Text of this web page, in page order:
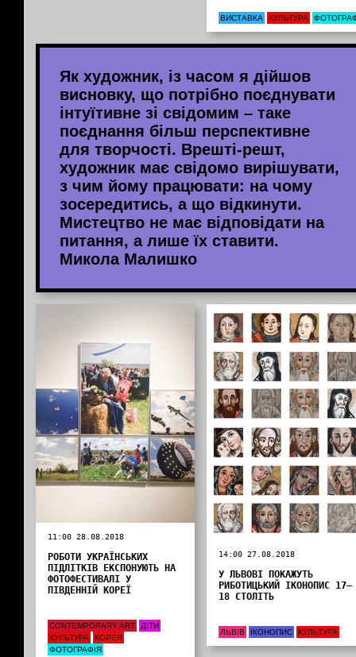
ВИСТАВКА КУЛЬТУРА
Як художник, із часом я дійшов
висновку, що потрібно поєднувати
інтуїтивне зі свідомим – таке
поєднання більш перспективне
для творчості. Врешті-решт,
художник має свідомо вирішувати,
з чим йому працювати: на чому
зосередитись, а що відкинути.
Мистецтво не має відповідати на
питання, а лише їх ставити.
Микола Малишко
11:00 28.08.2018
РОБОТИ УКРАЇНСЬКИХ
ПІДЛІТКІВ ЕКСПОНУЮТЬ НА
ФОТОФЕСТИВАЛІ У
ПІВДЕННІЙ КОРЕЇ
CONTEMPORARY ART
ДІТИ
КУЛЬТУРА
КОРЕЯ
ФОТОГРАФІЯ
14:00 27.08.2018
У ЛЬВОВІ ПОКАЖУТЬ
РИБОТИЦЬКИЙ ІКОНОПИС 17–
18 СТОЛІТЬ
ЛЬВІВ ІКОНОПИС КУЛЬТУРА